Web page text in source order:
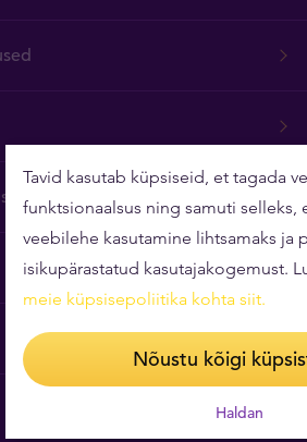
Tavid kasutab küpsiseid, et tagada
funktsionaalsus ning samuti selleks,
veebilehe kasutamine lihtsamaks ja
isikupärastatud kasutajakogemust.
meie küpsisepoliitika kohta siit.
Nõustu kõigi
Haldan